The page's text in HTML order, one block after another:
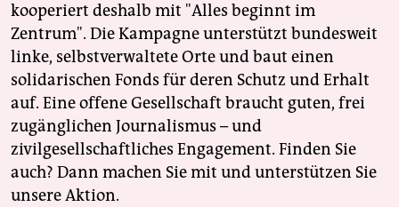
kooperiert deshalb mit "Alles beginnt im
Zentrum". Die Kampagne unterstützt bundesweit
linke, selbstverwaltete Orte und baut einen
solidarischen Fonds für deren Schutz und Erhalt
auf. Eine offene Gesellschaft braucht guten, frei
zugänglichen Journalismus – und
zivilgesellschaftliches Engagement. Finden Sie
auch? Dann machen Sie mit und unterstützen Sie
unsere Aktion.